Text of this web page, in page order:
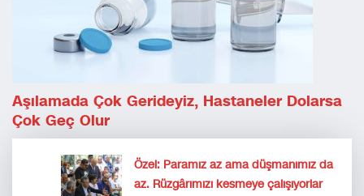
Aşılamada Çok Gerideyiz, Hastaneler Dolarsa
Çok Geç Olur
Özel: Paramız az ama düşmanımız da
az. Rüzgârımızı kesmeye çalışıyorlar